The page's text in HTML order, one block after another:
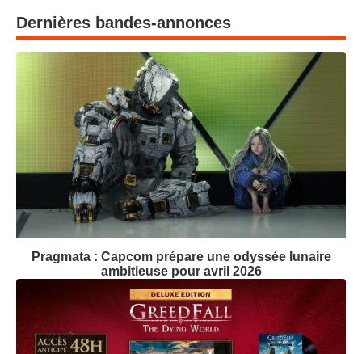
Dernières bandes-annonces
Pragmata : Capcom prépare une odyssée lunaire
ambitieuse pour avril 2026